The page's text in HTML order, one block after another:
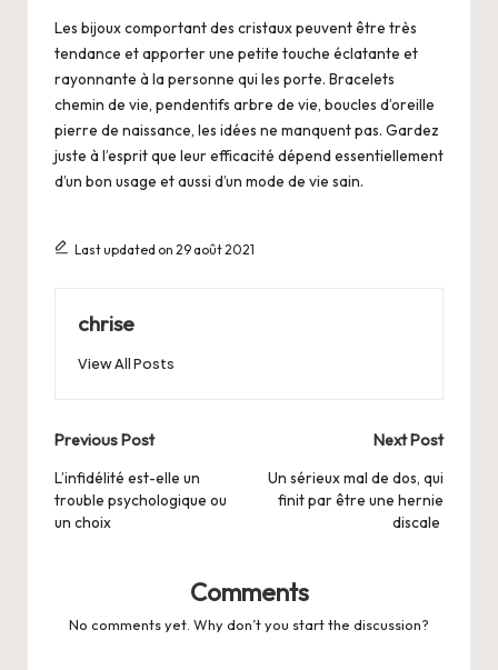
Les bijoux comportant des cristaux peuvent être très
tendance et apporter une petite touche éclatante et
rayonnante à la personne qui les porte. Bracelets
chemin de vie, pendentifs arbre de vie, boucles d’oreille
pierre de naissance, les idées ne manquent pas. Gardez
juste à l’esprit que leur efficacité dépend essentiellement
d’un bon usage et aussi d’un mode de vie sain.
Last updated on 29 août 2021
chrise
View All Posts
Post
navigation
Previous Post
L’infidélité est-elle un
trouble psychologique ou
un choix
Next Post
Un sérieux mal de dos, qui
finit par être une hernie
discale
Comments
No comments yet. Why don’t you start the discussion?